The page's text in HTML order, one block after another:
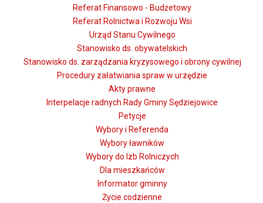
Referat Finansowo - Budżetowy
Referat Rolnictwa i Rozwoju Wsi
Urząd Stanu Cywilnego
Stanowisko ds. obywatelskich
Stanowisko ds. zarządzania kryzysowego i obrony cywilnej
Procedury załatwiania spraw w urzędzie
Akty prawne
Interpelacje radnych Rady Gminy Sędziejowice
Petycje
Wybory i Referenda
Wybory ławników
Wybory do Izb Rolniczych
Dla mieszkańców
Informator gminny
Życie codzienne
Darmowe szkolenie dla mieszkańców
Opublikowano: 28 maj 2026